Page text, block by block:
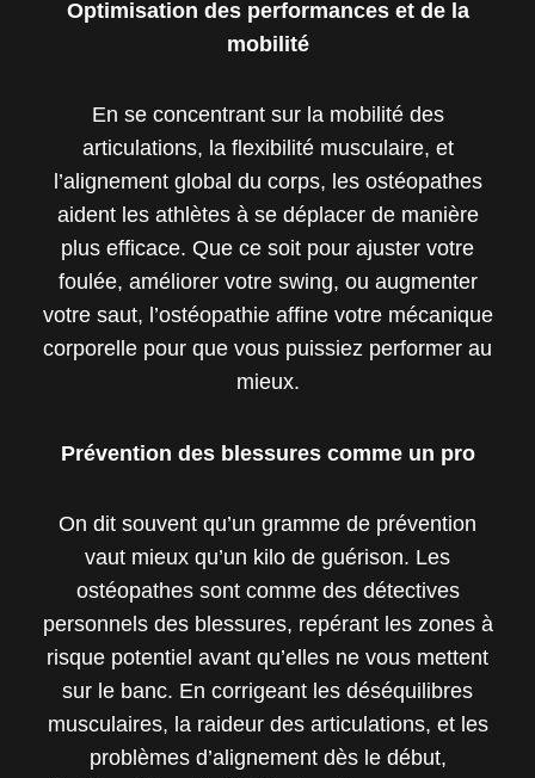
Optimisation des performances et de la
mobilité
En se concentrant sur la mobilité des
articulations, la flexibilité musculaire, et
l’alignement global du corps, les ostéopathes
aident les athlètes à se déplacer de manière
plus efficace. Que ce soit pour ajuster votre
foulée, améliorer votre swing, ou augmenter
votre saut, l’ostéopathie affine votre mécanique
corporelle pour que vous puissiez performer au
mieux.
Prévention des blessures comme un pro
On dit souvent qu’un gramme de prévention
vaut mieux qu’un kilo de guérison. Les
ostéopathes sont comme des détectives
personnels des blessures, repérant les zones à
risque potentiel avant qu’elles ne vous mettent
sur le banc. En corrigeant les déséquilibres
musculaires, la raideur des articulations, et les
problèmes d’alignement dès le début,